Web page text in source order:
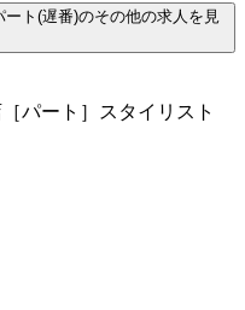
ト(遅番)のその他の求人を見
パート］スタイリスト